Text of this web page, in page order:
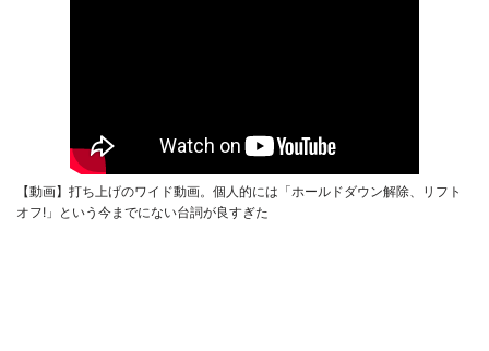
【動画】打ち上げのワイド動画。個人的には「ホールドダウン解除、リフト
オフ!」という今までにない台詞が良すぎた